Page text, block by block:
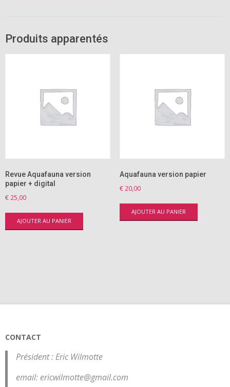
Produits apparentés
Revue Aquafauna version
papier + digital
€ 25,00
AJOUTER AU PANIER
Aquafauna version papier
€20,00
AJOUTER AU PANIER
CONTACT
Président : Eric Wilmotte
email: ericwilmotte@gmail.com